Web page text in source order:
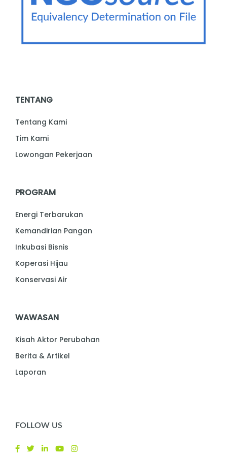
TENTANG
Tentang Kami
Tim Kami
Lowongan Pekerjaan
PROGRAM
Energi Terbarukan
Kemandirian Pangan
Inkubasi Bisnis
Koperasi Hijau
Konservasi Air
WAWASAN
Kisah Aktor Perubahan
Berita & Artikel
Laporan
FOLLOW US